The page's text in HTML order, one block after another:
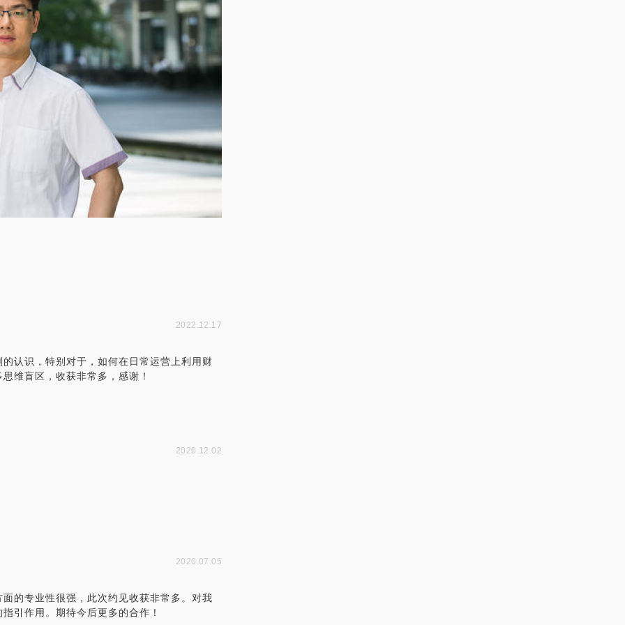
2022.12.17
认识，特别对于，如何在日常运营上利用财
维盲区，收获非常多，感谢！
2020.12.02
2020.07.05
的专业性很强，此次约见收获非常多。对我
引作用。期待今后更多的合作！